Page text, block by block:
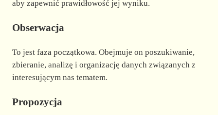
aby zapewnić prawidłowość jej wyniku.
Obserwacja
To jest faza początkowa. Obejmuje on poszukiwanie,
zbieranie, analizę i organizację danych związanych z
interesującym nas tematem.
Propozycja